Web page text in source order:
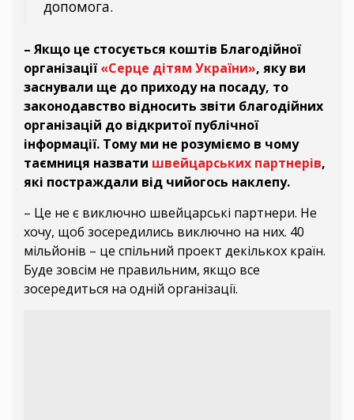
допомога.
– Якщо це стосується коштів Благодійної
організації«Серце дітям України», яку ви
заснували ще до приходу на посаду, то
законодавство відносить звіти благодійних
організацій до відкритої публічної
інформації. Тому ми не розуміємо в чому
таємниця назвати швейцарських партнерів,
які постраждали від чийогось наклепу.
– Це не є виключно швейцарські партнери. Не
хочу, щоб зосередились виключно на них. 40
мільйонів – це спільний проект декількох країн.
Буде зовсім не правильним, якщо все
зосередиться на одній організації.